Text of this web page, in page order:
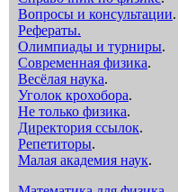
Вопросы и консультации.
Рефераты.
Олимпиады и турниры.
Современная физика.
Весёлая наука.
Уголок крохобора.
Не только физика.
Директория ссылок.
Репетиторы.
Малая академия наук.